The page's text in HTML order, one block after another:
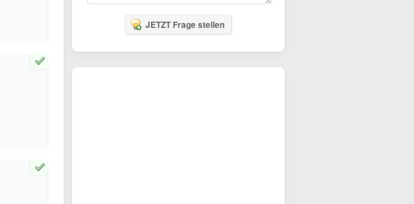
JETZT Frage stellen